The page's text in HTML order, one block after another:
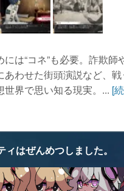
は“コネ”も必要。詐欺師
あわせた街頭演説など、
界で思い知る現実。... [
ィはぜんめつしました。